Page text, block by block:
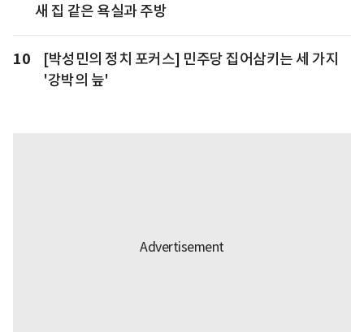
새 집 같은 욕실과 주방
10
[박성민의 정치 포커스] 민주당 집어삼키는 세 가지
'강박의 늪'